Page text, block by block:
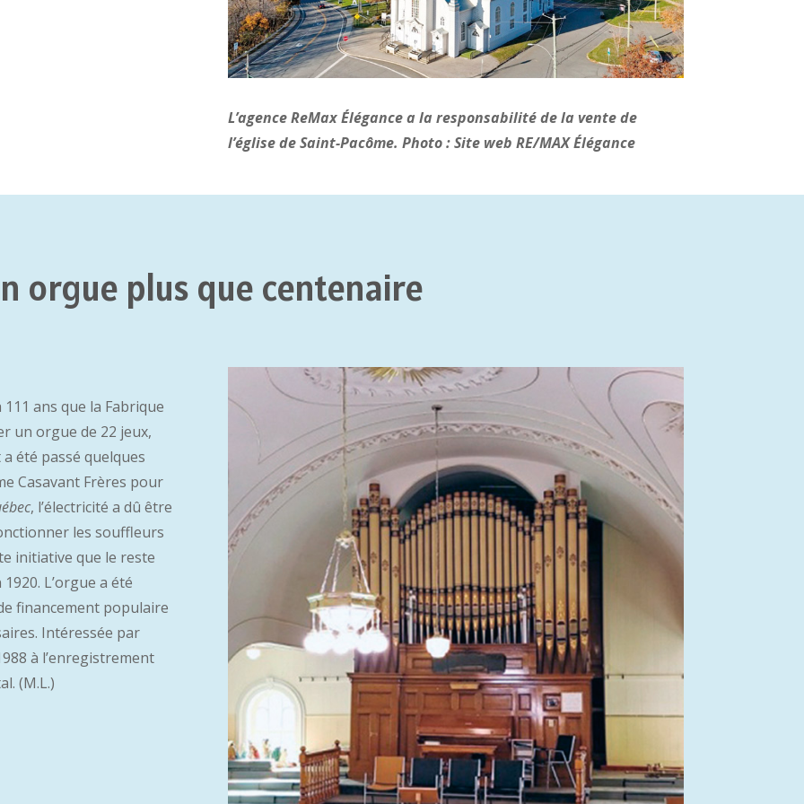
L’agence ReMax Élégance a la responsabilité de la vente de
l’église de Saint-Pacôme. Photo : Site web RE/MAX Élégance
orgue plus que centenaire
ans que la Fabrique
un orgue de 22 jeux,
été passé quelques
Casavant Frères pour
, l’électricité a dû être
les souffleurs
initiative que le reste
L’orgue a été
financement populaire
Intéressée par
à l’enregistrement
(M.L.)